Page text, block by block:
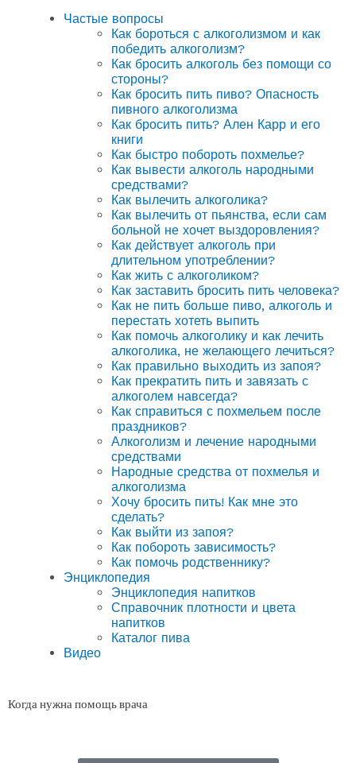
Частые вопросы
Как бороться с алкоголизмом и как
победить алкоголизм?
Как бросить алкоголь без помощи со
стороны?
Как бросить пить пиво? Опасность
пивного алкоголизма
Как бросить пить? Ален Карр и его
книги
Как быстро побороть похмелье?
Как вывести алкоголь народными
средствами?
Как вылечить алкоголика?
Как вылечить от пьянства, если сам
больной не хочет выздоровления?
Как действует алкоголь при
длительном употреблении?
Как жить с алкоголиком?
Как заставить бросить пить человека?
Как не пить больше пиво, алкоголь и
перестать хотеть выпить
Как помочь алкоголику и как лечить
алкоголика, не желающего лечиться?
Как правильно выходить из запоя?
Как прекратить пить и завязать с
алкоголем навсегда?
Как справиться с похмельем после
праздников?
Алкоголизм и лечение народными
средствами
Народные средства от похмелья и
алкоголизма
Хочу бросить пить! Как мне это
сделать?
Как выйти из запоя?
Как побороть зависимость?
Как помочь родственнику?
Энциклопедия
Энциклопедия напитков
Справочник плотности и цвета
напитков
Каталог пива
Видео
Когда нужна помощь врача